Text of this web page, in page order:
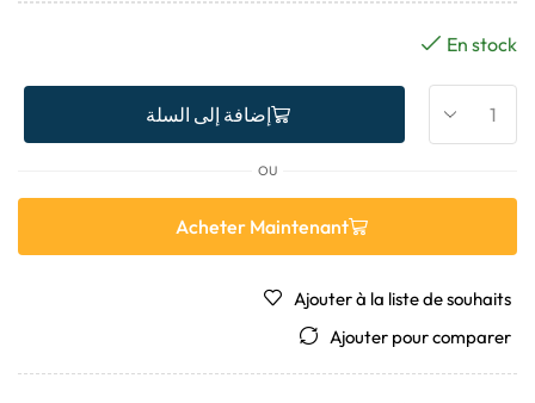
En stock
إضافة إلى السلة
OU
Acheter Maintenant
Ajouter à la liste de souhaits
Ajouter pour comparer